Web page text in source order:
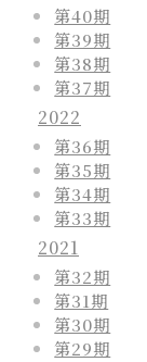
第40期
第39期
第38期
第37期
2022
第36期
第35期
第34期
第33期
2021
第32期
第31期
第30期
第29期